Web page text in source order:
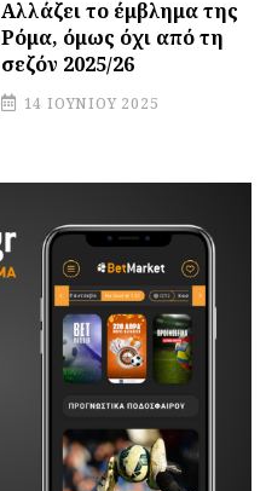
Αλλάζει το έμβλημα της
Ρόμα, όμως όχι από τη
σεζόν 2025/26
14 ΙΟΥΝΊΟΥ 2025